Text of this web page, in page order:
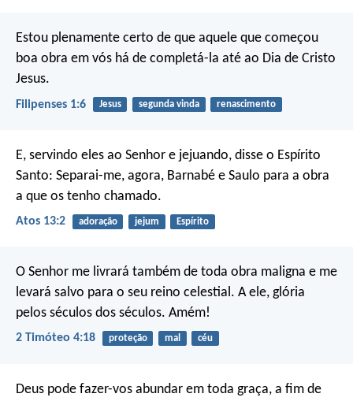
Estou plenamente certo de que aquele que começou
boa obra em vós há de completá-la até ao Dia de Cristo
Jesus.
Filipenses 1:6 Jesus segunda vinda renascimento
E, servindo eles ao Senhor e jejuando, disse o Espírito
Santo: Separai-me, agora, Barnabé e Saulo para a obra
a que os tenho chamado.
Atos 13:2 adoração jejum Espírito
O Senhor me livrará também de toda obra maligna e me
levará salvo para o seu reino celestial. A ele, glória
pelos séculos dos séculos. Amém!
2 Timóteo 4:18 proteção mal céu
Deus pode fazer-vos abundar em toda graça, a fim de